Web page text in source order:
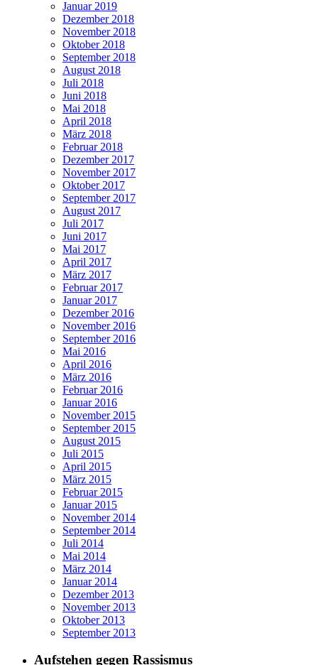
Januar 2019
Dezember 2018
November 2018
Oktober 2018
September 2018
August 2018
Juli 2018
Juni 2018
Mai 2018
April 2018
März 2018
Februar 2018
Dezember 2017
November 2017
Oktober 2017
September 2017
August 2017
Juli 2017
Juni 2017
Mai 2017
April 2017
März 2017
Februar 2017
Januar 2017
Dezember 2016
November 2016
September 2016
Mai 2016
April 2016
März 2016
Februar 2016
Januar 2016
November 2015
September 2015
August 2015
Juli 2015
April 2015
März 2015
Februar 2015
Januar 2015
November 2014
September 2014
Juli 2014
Mai 2014
März 2014
Januar 2014
Dezember 2013
November 2013
Oktober 2013
September 2013
Aufstehen gegen Rassismus